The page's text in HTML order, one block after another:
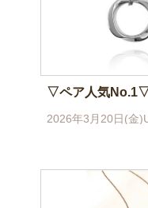
▽ペア人気
2026年3月20日(金